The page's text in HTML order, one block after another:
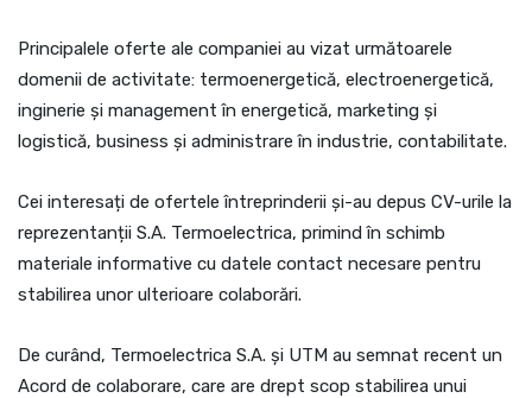
Principalele oferte ale companiei au vizat următoarele
domenii de activitate: termoenergetică, electroenergetică,
inginerie și management în energetică, marketing și
logistică, business și administrare în industrie, contabilitate.
Cei interesați de ofertele întreprinderii și-au depus CV-urile la
reprezentanții S.A. Termoelectrica, primind în schimb
materiale informative cu datele contact necesare pentru
stabilirea unor ulterioare colaborări.
De curând, Termoelectrica S.A. şi UTM au semnat recent un
Acord de colaborare, care are drept scop stabilirea unui